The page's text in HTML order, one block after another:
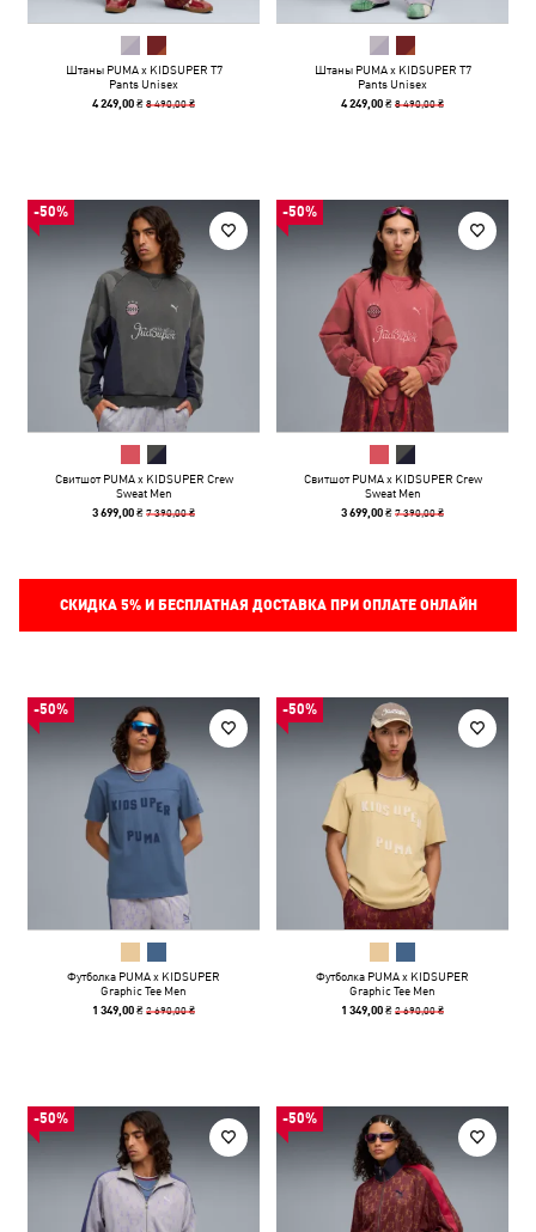
Штаны PUMA x KIDSUPER T7
Pants Unisex
4 249,00 ₴8 490,00 ₴
Штаны PUMA x KIDSUPER T7
Pants Unisex
4 249,00 ₴8 490,00 ₴
-50%
Свитшот PUMA x KIDSUPER Crew
Sweat Men
3 699,00 ₴7 390,00 ₴
-50%
Свитшот PUMA x KIDSUPER Crew
Sweat Men
3 699,00 ₴7 390,00 ₴
СКИДКА 5%И БЕСПЛАТНАЯ ДОСТАВКА ПРИ ОПЛАТЕ ОНЛАЙН
-50%
Футболка PUMA x KIDSUPER
Graphic Tee Men
1 349,00 ₴2 690,00 ₴
-50%
Футболка PUMA x KIDSUPER
Graphic Tee Men
1 349,00 ₴2 690,00 ₴
-50% -50%